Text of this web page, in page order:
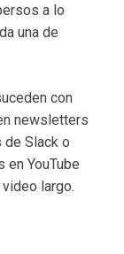
a lo
una de
con
newsletters
Slack o
YouTube
largo.